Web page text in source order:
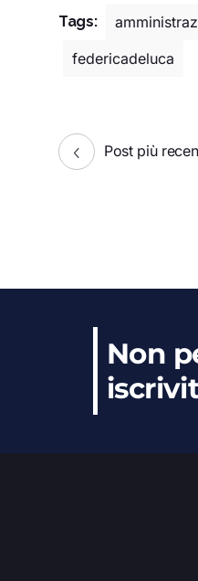
Tags:
federicadeluca
Post più
Non